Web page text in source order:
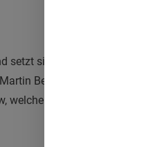
setzt sich seit langem für
Beck, Koordinator für
welche Maßnahmen seine